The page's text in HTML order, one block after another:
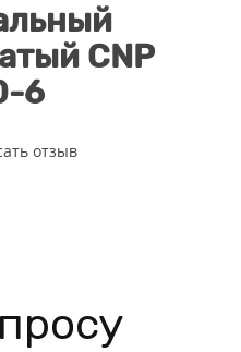
CNP
6
отзыв